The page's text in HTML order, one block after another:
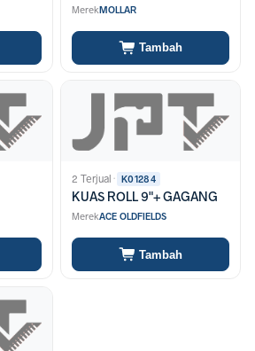
MerekMOLLAR
Tambah
2 Terjual· K01284
KUAS ROLL 9"+ GAGANG
MerekACE OLDFIELDS
Tambah